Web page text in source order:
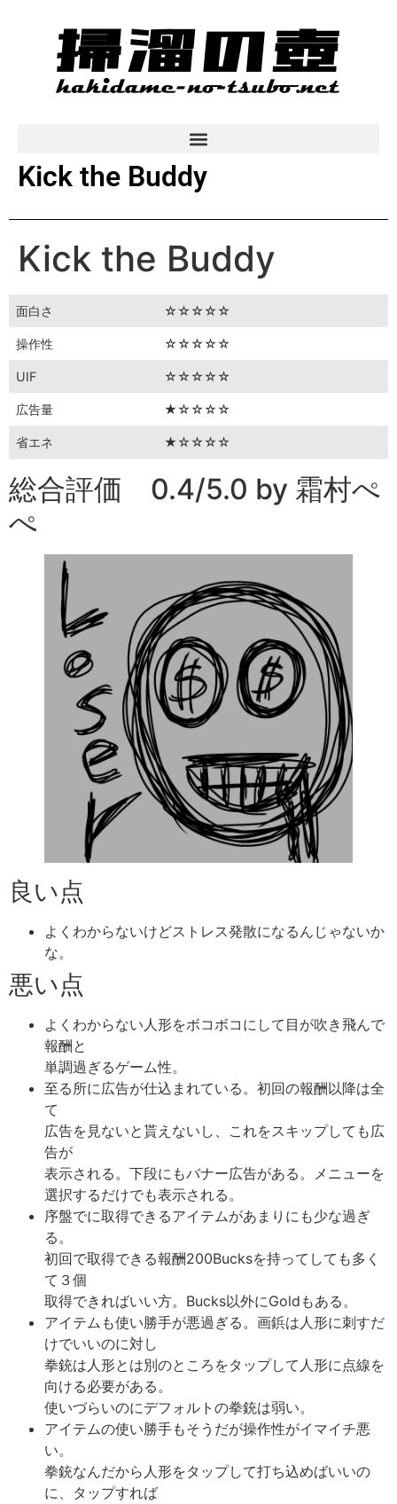
Kick the Buddy
Kick the Buddy
面白さ ☆☆☆☆☆
操作性 ☆☆☆☆☆
UIF ☆☆☆☆☆
広告量 ★☆☆☆☆
省エネ ★☆☆☆☆
総合評価 0.4/5.0 by 霜村ぺ
ぺ
良い点
よくわからないけどストレス発散になるんじゃないか
な。
悪い点
よくわからない人形をボコボコにして目が吹き飛んで
報酬と
単調過ぎるゲーム性。
至る所に広告が仕込まれている。初回の報酬以降は全
て
広告を見ないと貰えないし、これをスキップしても広
告が
表示される。下段にもバナー広告がある。メニューを
選択するだけでも表示される。
序盤でに取得できるアイテムがあまりにも少な過ぎ
る。
初回で取得できる報酬200Bucksを持ってしても多く
て３個
取得できればいい方。Bucks以外にGoldもある。
アイテムも使い勝手が悪過ぎる。画鋲は人形に刺すだ
けでいいのに対し
拳銃は人形とは別のところをタップして人形に点線を
向ける必要がある。
使いづらいのにデフォルトの拳銃は弱い。
アイテムの使い勝手もそうだが操作性がイマイチ悪
い。
拳銃なんだから人形をタップして打ち込めばいいの
に、タップすれば